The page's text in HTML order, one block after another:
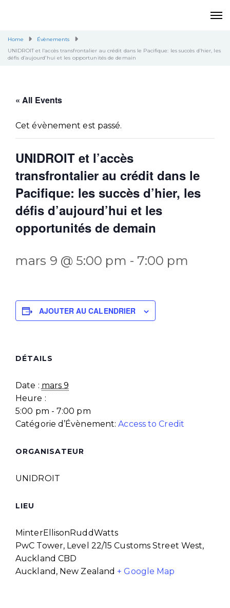
Home
Évènements
UNIDROIT et l’accès transfrontalier au crédit dans le Pacifique: les succès d’hier, les
défis d’aujourd’hui et les opportunités de demain
« All Events
Cet évènement est passé.
UNIDROIT et l’accès
transfrontalier au crédit dans le
Pacifique: les succès d’hier, les
défis d’aujourd’hui et les
opportunités de demain
mars 9 @ 5:00 pm - 7:00 pm
AJOUTER AU CALENDRIER
DÉTAILS
Date : mars 9
Heure :
5:00 pm - 7:00 pm
Catégorie d’Évènement: Access to Credit
ORGANISATEUR
UNIDROIT
LIEU
MinterEllisonRuddWatts
PwC Tower, Level 22/15 Customs Street West,
Auckland CBD
Auckland , New Zealand + Google Map